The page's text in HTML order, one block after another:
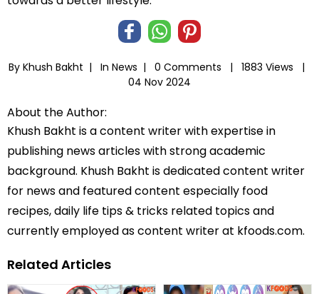
By Khush Bakht | In News | 0 Comments |
1883 Views |
04 Nov 2024
About the Author:
Khush Bakht is a content writer with expertise in
publishing news articles with strong academic
background. Khush Bakht is dedicated content writer
for news and featured content especially food
recipes, daily life tips & tricks related topics and
currently employed as content writer at kfoods.com.
Related Articles